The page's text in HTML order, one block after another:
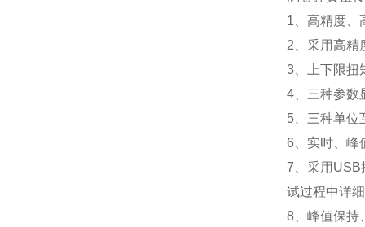
1、高精度、
2、采用高精
3、上下限扭
4、三种参数
5、三种单位
6、实时、峰
7、采用 USB
试过程中详
8、峰值保持